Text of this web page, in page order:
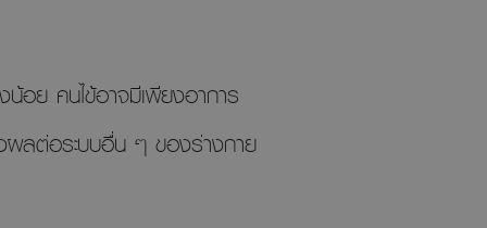
อย คนไข้อาจมีเพียงอาการ
ผลต่อระบบอื่น ๆ ของร่างกาย